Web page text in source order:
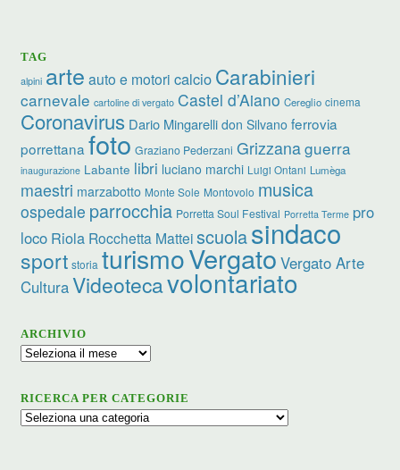
TAG
alpini arte auto e motori calcio Carabinieri
carnevale cartoline di vergato Castel d’Aiano Cereglio cinema
Coronavirus Dario Mingarelli don Silvano ferrovia
porrettana foto Graziano Pederzani Grizzanaguerra
inaugurazione Labante libri luciano marchi Luigi Ontani Lumèga
maestri marzabotto Monte Sole Montovolo musica
ospedale parrocchia Porretta Soul Festival Porretta Terme pro
loco Riola Rocchetta Matteiscuolasindaco
sport storia turismoVergato Vergato Arte
CulturaVideotecavolontariato
ARCHIVIO
Archivio
RICERCA PER CATEGORIE
Ricerca